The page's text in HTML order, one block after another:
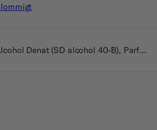
Alcohol Denat (SD alcohol 40-B), Parfum (Fragrance), Aqua (Water), Benzyl salicylate, Linalool, Hydroxycitronellal, Coumarin, Limonene, Alpha-isomethyl ionone, Geraniol, Citronellol, Hexyl cinnamal, Benzyl benzoate